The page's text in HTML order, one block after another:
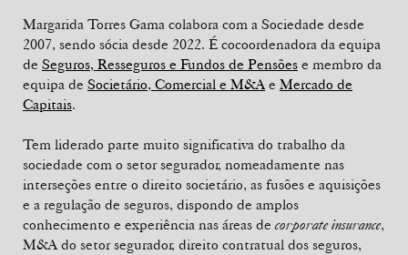
Margarida Torres Gama colabora com a Sociedade desde
2007, sendo sócia desde 2022. É cocoordenadora da equipa
de Seguros, Resseguros e Fundos de Pensões e membro da
equipa de Societário, Comercial e M&A e Mercado de
Capitais.
Tem liderado parte muito significativa do trabalho da
sociedade com o setor segurador, nomeadamente nas
interseções entre o direito societário, as fusões e aquisições
e a regulação de seguros, dispondo de amplos
conhecimento e experiência nas áreas decorporate insurance,
M&A do setor segurador, direito contratual dos seguros,